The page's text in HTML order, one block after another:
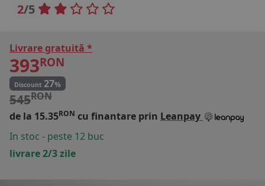
2/5
Livrare gratuită *
393RON
Discount 27%
545RON
de la 15.35RON cu finantare prin Leanpay
In stoc - peste 12 buc
livrare 2/3 zile